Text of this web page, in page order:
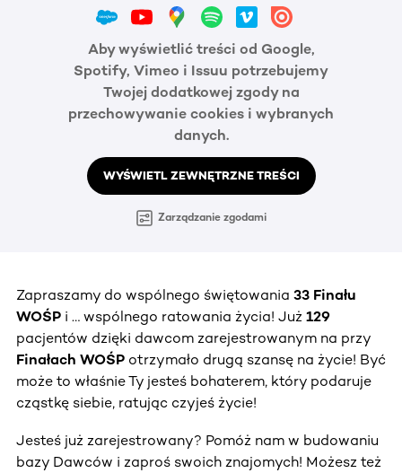
Aby wyświetlić treści od Google,
Spotify, Vimeo i Issuu potrzebujemy
Twojej dodatkowej zgody na
przechowywanie cookies i wybranych
danych.
WYŚWIETL ZEWNĘTRZNE TREŚCI
Zarządzanie zgodami
Zapraszamy do wspólnego świętowania 33 Finału
WOŚP i … wspólnego ratowania życia! Już 129
pacjentów dzięki dawcom zarejestrowanym na przy
Finałach WOŚP otrzymało drugą szansę na życie! Być
może to właśnie Ty jesteś bohaterem, który podaruje
cząstkę siebie, ratując czyjeś życie!
Jesteś już zarejestrowany? Pomóż nam w budowaniu
bazy Dawców i zaproś swoich znajomych! Możesz też